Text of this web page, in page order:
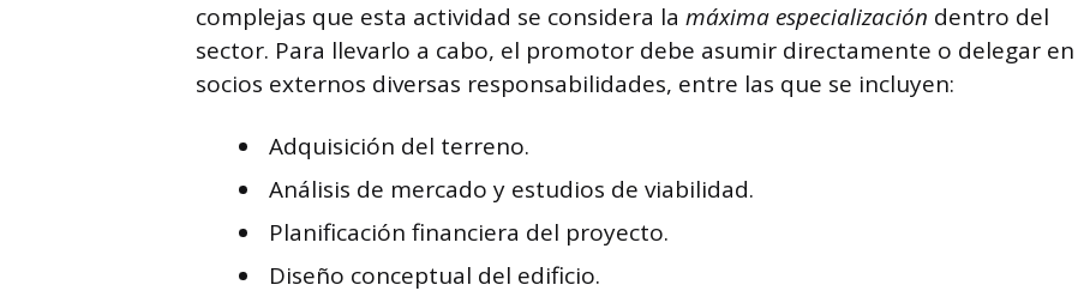
complejas que esta actividad se considera la máxima especialización dentro del
sector. Para llevarlo a cabo, el promotor debe asumir directamente o delegar en
socios externos diversas responsabilidades, entre las que se incluyen:
Adquisición del terreno.
Análisis de mercado y estudios de viabilidad.
Planificación financiera del proyecto.
Diseño conceptual del edificio.